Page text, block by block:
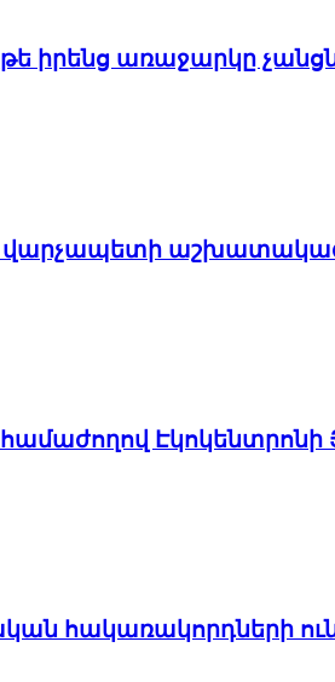
իրենց առաջարկը
վարչապետի
համաժողով
հակառակորդների